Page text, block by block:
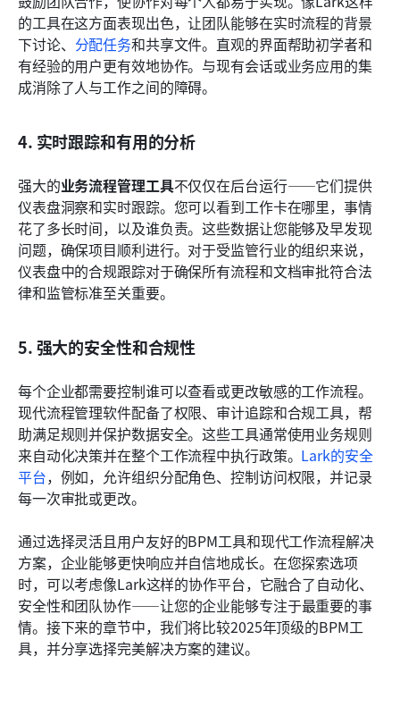
的工具在这方面表现出色，让团队能够在实时流程的背景
下讨论、 分配任务和共享文件。直观的界面帮助初学者和
有经验的用户更有效地协作。与现有会话或业务应用的集
成消除了人与工作之间的障碍。
4. 实时跟踪和有用的分析
强大的业务流程管理工具不仅仅在后台运行——它们提供
仪表盘洞察和实时跟踪。您可以看到工作卡在哪里，事情
花了多长时间，以及谁负责。这些数据让您能够及早发现
问题，确保项目顺利进行。对于受监管行业的组织来说，
仪表盘中的合规跟踪对于确保所有流程和文档审批符合法
律和监管标准至关重要。
5. 强大的安全性和合规性
每个企业都需要控制谁可以查看或更改敏感的工作流程。
现代流程管理软件配备了权限、审计追踪和合规工具，帮
助满足规则并保护数据安全。这些工具通常使用业务规则
来自动化决策并在整个工作流程中执行政策。 Lark的安全
平台，例如，允许组织分配角色、控制访问权限，并记录
每一次审批或更改。
通过选择灵活且用户友好的BPM工具和现代工作流程解决
方案，企业能够更快响应并自信地成长。在您探索选项
时，可以考虑像Lark这样的协作平台，它融合了自动化、
安全性和团队协作——让您的企业能够专注于最重要的事
情。接下来的章节中，我们将比较2025年顶级的BPM工
具，并分享选择完美解决方案的建议。